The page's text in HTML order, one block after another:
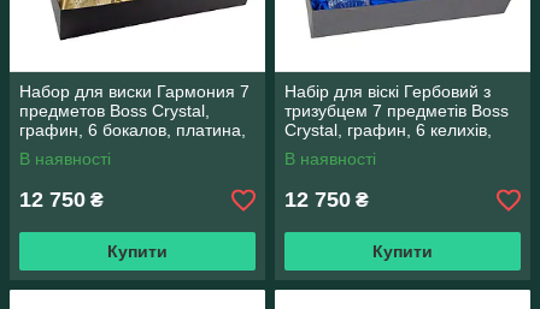
Набор для виски Гармония 7
предметов Boss Crystal,
графин, 6 бокалов, платина,
серебро, золото, хрусталь
В наявності
12 750 ₴
Купити
Набір для віскі Гербовий з
тризубцем 7 предметів Boss
Crystal, графин, 6 келихів,
платина, срібло, золото,
В наявності
12 750 ₴
Купити